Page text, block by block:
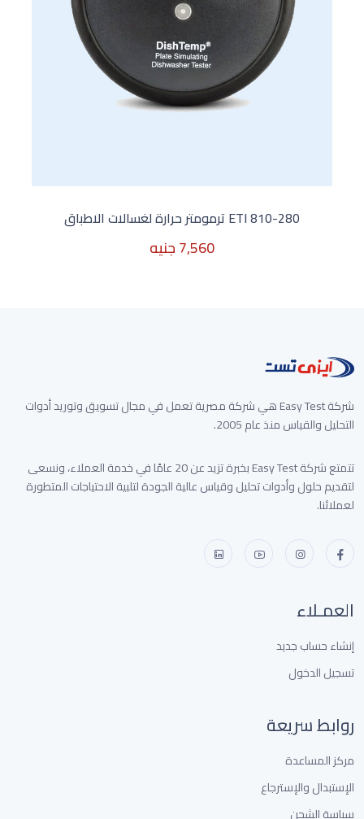
ETI 810-280 ترمومتر حرارة لغسالات الاطباق
7,560 جنيه
شركة Easy Test هي شركة مصرية تعمل في مجال تسويق وتوريد أدوات
التحليل والقياس منذ عام 2005.
تتمتع شركة Easy Test بخبرة تزيد عن 20 عامًا في خدمة العملاء، ونسعى
لتقديم حلول وأدوات تحليل وقياس عالية الجودة لتلبية الاحتياجات المتطورة
لعملائنا.
العمـلاء
إنشاء حساب جديد
تسجيل الدخول
روابط سريعة
مركز المساعدة
الإستبدال والإسترجاع
سياسة الشحن